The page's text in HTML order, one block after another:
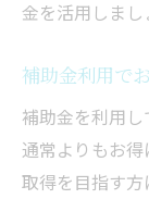
金を活用しまし
補助金利用で
補助金を利用し
通常よりもお
取得を目指す